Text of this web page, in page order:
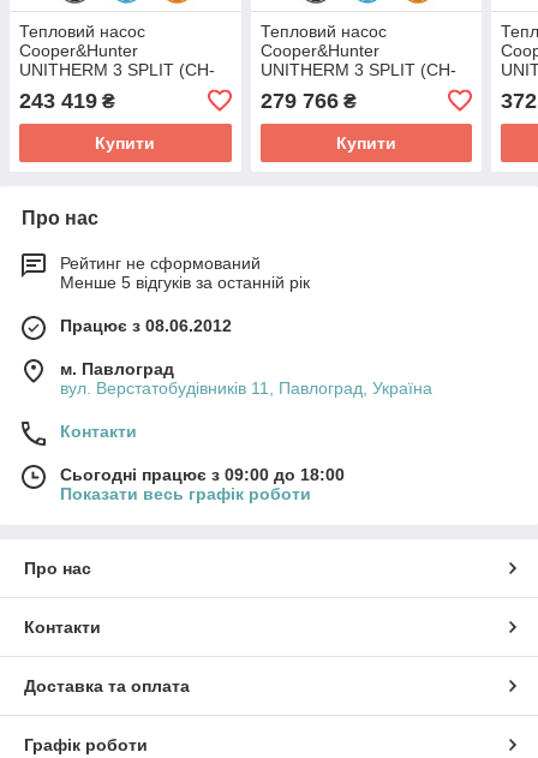
Тепловий насос
Cooper&Hunter
UNITHERM 3 SPLIT (CH-
243 419 ₴
Купити
Тепловий насос
Cooper&Hunter
UNITHERM 3 SPLIT (CH-
279 766₴
Купити
CH-
Про нас
Рейтинг не сформований
Менше 5 відгуків за останній рік
Працює з 08.06.2012
м. Павлоград
вул. Верстатобудівників 11, Павлоград, Україна
Контакти
Сьогодні працює з 09:00 до 18:00
Показати весь графік роботи
Про нас
Контакти
Доставка та оплата
Графік роботи